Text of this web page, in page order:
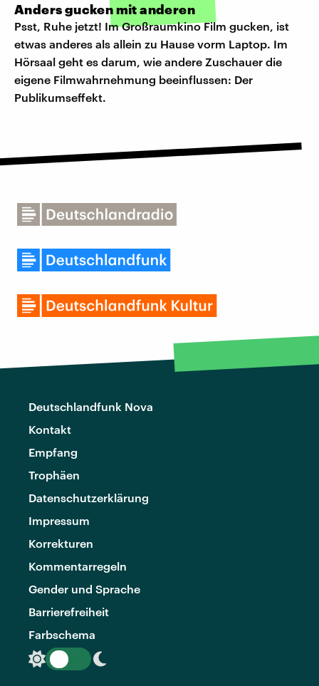
Anders gucken mit anderen
Psst, Ruhe jetzt! Im Großraumkino Film gucken, ist
etwas anderes als allein zu Hause vorm Laptop. Im
Hörsaal geht es darum, wie andere Zuschauer die
eigene Filmwahrnehmung beeinflussen: Der
Publikumseffekt.
Deutschlandfunk Nova
Kontakt
Empfang
Trophäen
Datenschutzerklärung
Impressum
Korrekturen
Kommentarregeln
Gender und Sprache
Barrierefreiheit
Farbschema